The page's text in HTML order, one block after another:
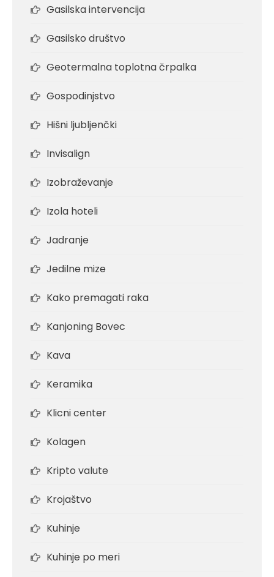
Gasilska intervencija
Gasilsko društvo
Geotermalna toplotna črpalka
Gospodinjstvo
Hišni ljubljenčki
Invisalign
Izobraževanje
Izola hoteli
Jadranje
Jedilne mize
Kako premagati raka
Kanjoning Bovec
Kava
Keramika
Klicni center
Kolagen
Kripto valute
Krojaštvo
Kuhinje
Kuhinje po meri